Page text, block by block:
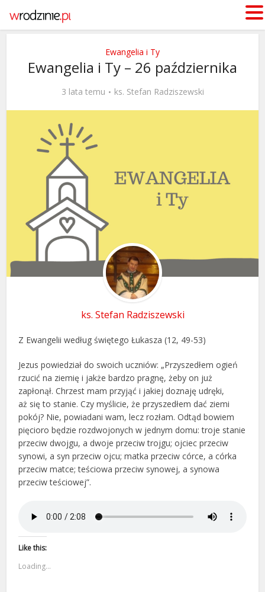
Ewangelia i Ty
Ewangelia i Ty – 26 października
3 lata temu ks. Stefan Radziszewski
ks. Stefan Radziszewski
Z Ewangelii według świętego Łukasza (12, 49-53)
Jezus powiedział do swoich uczniów: „Przyszedłem ogień
rzucić na ziemię i jakże bardzo pragnę, żeby on już
zapłonął. Chrzest mam przyjąć i jakiej doznaję udręki,
aż się to stanie. Czy myślicie, że przyszedłem dać ziemi
pokój? Nie, powiadani wam, lecz rozłam. Odtąd bowiem
pięcioro będzie rozdwojonych w jednym domu: troje stanie
przeciw dwojgu, a dwoje przeciw trojgu; ojciec przeciw
synowi, a syn przeciw ojcu; matka przeciw córce, a córka
przeciw matce; teściowa przeciw synowej, a synowa
przeciw teściowej”.
Like this:
Loading...